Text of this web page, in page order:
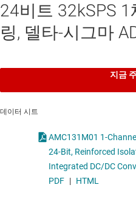
24비트 32kSPS
링, 델타-시그마
지금
데이터 시트
AMC131M01 1-
24-Bit, Reinforced Isolated Delta-Sigma ADC With
PDF | HTML